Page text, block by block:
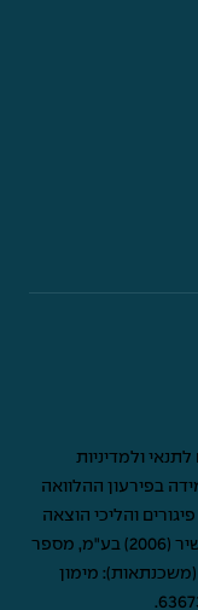
ולמדיניות
בפירעון ההלוואה
והליכי הוצאה
לפועל. הגורם המממן: מימון ישיר מקבוצת ישיר (2006) בע"מ, מספר
(משכנתאות): מימון